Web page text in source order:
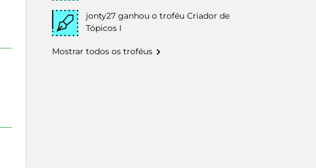
jonty27 ganhou o troféu Criador de
Tópicos I
Mostrar todos os troféus